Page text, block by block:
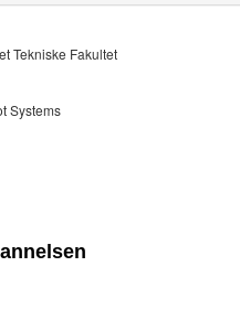
Tekniske Fakultet
Systems